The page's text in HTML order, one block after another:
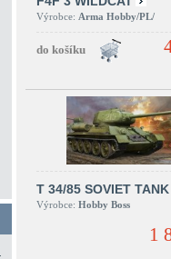
Výrobce: Arma Hobby/PL/
T 34/85 SOVIET TANK
Výrobce: Hobby Boss
1